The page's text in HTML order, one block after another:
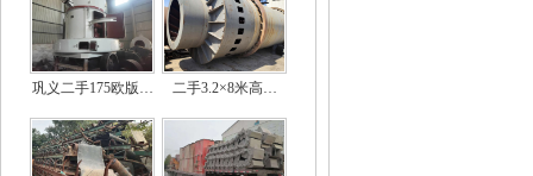
巩义二手175欧版… 二手3.2×8米高…